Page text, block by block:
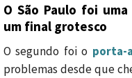
O São Paulo foi
um final grotesco
O segundo foi o porta-
problemas desde que